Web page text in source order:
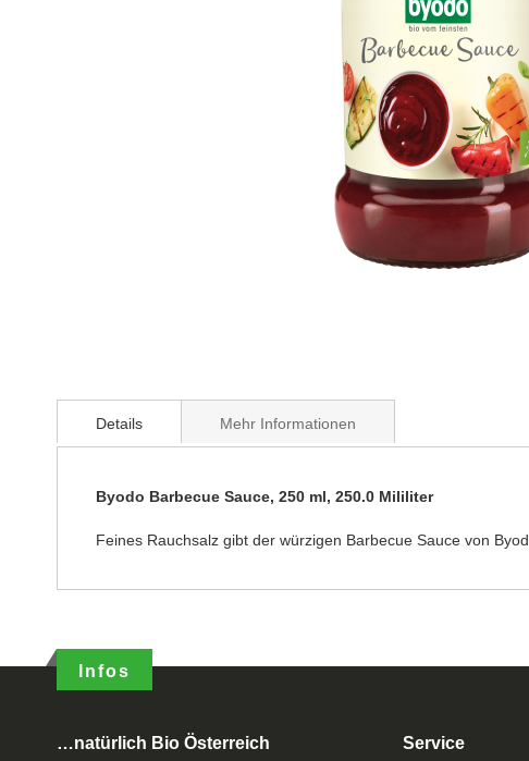
Details
Byodo Barbecue Sauce, 250 ml, 250.0 Mililiter
Feines Rauchsalz gibt der würzigen Barbecue Sauce von
Mehr Informationen
Infos
…natürlich Bio Österreich Service